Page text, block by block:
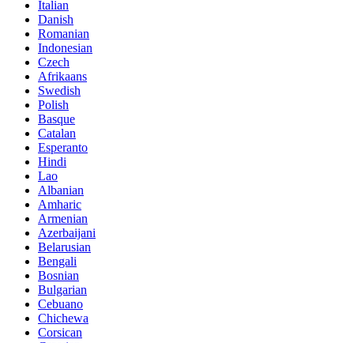
Italian
Danish
Romanian
Indonesian
Czech
Afrikaans
Swedish
Polish
Basque
Catalan
Esperanto
Hindi
Lao
Albanian
Amharic
Armenian
Azerbaijani
Belarusian
Bengali
Bosnian
Bulgarian
Cebuano
Chichewa
Corsican